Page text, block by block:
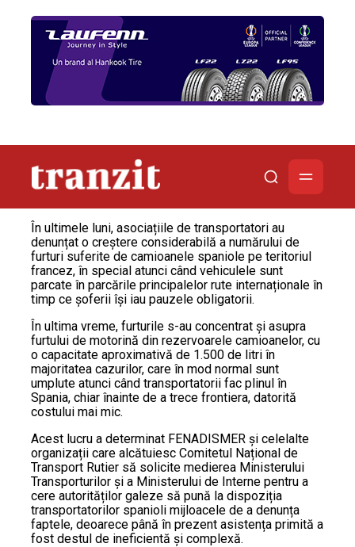
În ultimele luni, asociațiile de transportatori au
denunțat o creștere considerabilă a numărului de
furturi suferite de camioanele spaniole pe teritoriul
francez, în special atunci când vehiculele sunt
parcate în parcările principalelor rute internaționale în
timp ce șoferii își iau pauzele obligatorii.
În ultima vreme, furturile s-au concentrat și asupra
furtului de motorină din rezervoarele camioanelor, cu
o capacitate aproximativă de 1.500 de litri în
majoritatea cazurilor, care în mod normal sunt
umplute atunci când transportatorii fac plinul în
Spania, chiar înainte de a trece frontiera, datorită
costului mai mic.
Acest lucru a determinat FENADISMER și celelalte
organizații care alcătuiesc Comitetul Național de
Transport Rutier să solicite medierea Ministerului
Transporturilor și a Ministerului de Interne pentru a
cere autorităților galeze să pună la dispoziția
transportatorilor spanioli mijloacele de a denunța
faptele, deoarece până în prezent asistența primită a
fost destul de ineficientă și complexă.